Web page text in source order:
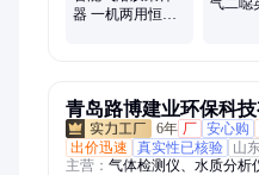
器 一机两用恒流
青岛路博建业环保科技
6年 厂 安心购
出价迅速
真实性已核验
山
主营： 气体检测仪、水质分析